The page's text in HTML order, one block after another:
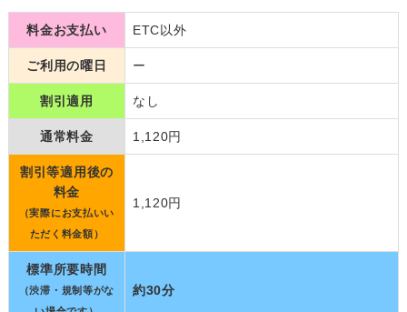
料金お支払い ETC以外
ご利用の曜日 ー
割引適用 なし
通常料金 1,120円
割引等適用後の
料金
（実際にお支払いい
ただく料金額）
1,120円
標準所要時間
（渋滞・規制等がな
約30分